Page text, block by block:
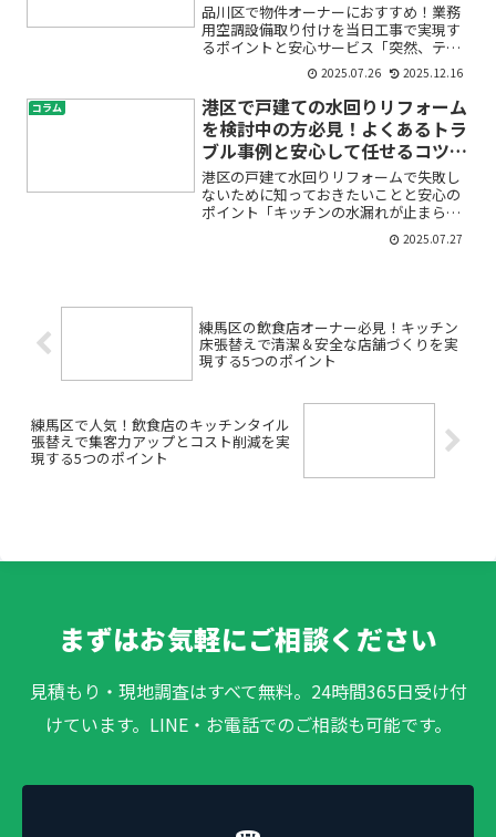
品川区で物件オーナーにおすすめ！業務
用空調設備取り付けを当日工事で実現す
るポイントと安心サービス「突然、テナ
ントからエアコンの故障を報告された」
「新しい店舗やオフィスのオープン日に
間に合うか不安」「なるべく早く、しか
も確実に業務用エアコンを...
2025.07.26 2025.12.16
コラム
港区で戸建ての水回りリフォーム
を検討中の方必見！よくあるトラ
ブル事例と安心して任せるコツ5
選
港区の戸建て水回りリフォームで失敗し
ないために知っておきたいことと安心の
ポイント「キッチンの水漏れが止まらな
い」「お風呂が古くて寒い」「トイレが
使いづらい」…港区で戸建てに住むみな
2025.07.27
練馬区の飲食店オーナー必見！キッチン
床張替えで清潔＆安全な店舗づくりを実
現する5つのポイント
練馬区で人気！飲食店のキッチンタイル
張替えで集客力アップとコスト削減を実
現する5つのポイント
まずはお気軽にご相談ください
見積もり・現地調査はすべて無料。24時間365日受け付
けています。LINE・お電話でのご相談も可能です。